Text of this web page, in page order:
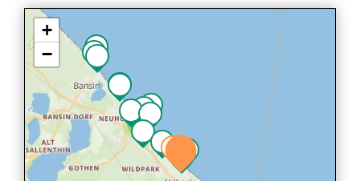
4
+
−